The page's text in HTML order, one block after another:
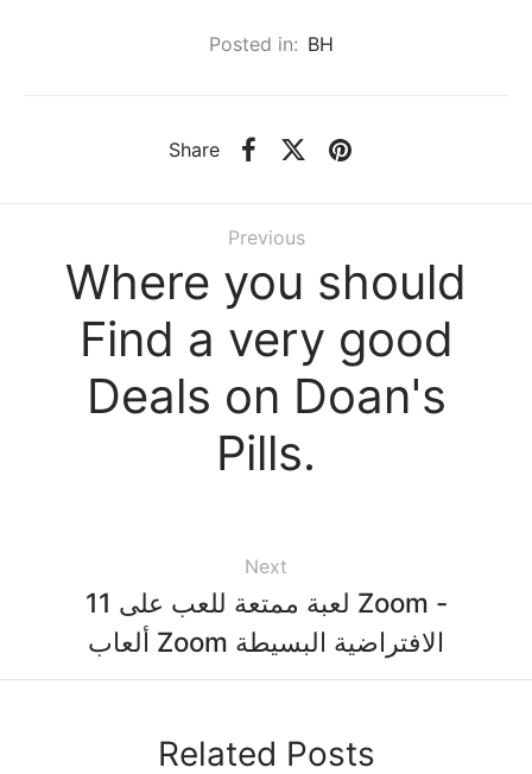
Posted in: BH
Share
Previous
Where you should
Find a very good
Deals on Doan's
Pills.
Next
11 لعبة ممتعة للعب على Zoom -
ألعاب Zoom الافتراضية البسيطة
Related Posts